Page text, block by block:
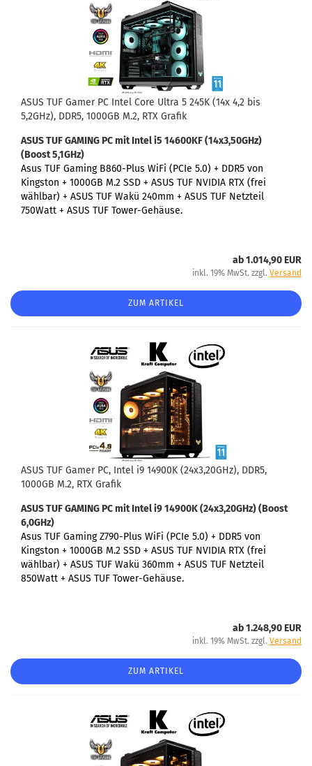
ASUS TUF Gamer PC Intel Core Ultra 5 245K (14x 4,2 bis
5,2GHz), DDR5, 1000GB M.2, RTX Grafik
ASUS TUF GAMING PCmit Intel i5 14600KF (14x3,50GHz)
(Boost 5,1GHz)
Asus TUF Gaming B860-Plus WiFi (PCIe 5.0) + DDR5 von
Kingston + 1000GB M.2 SSD + ASUS TUF NVIDIA RTX (frei
wählbar) + ASUS TUF Wakü 240mm + ASUS TUF Netzteil
750Watt + ASUS TUF Tower-Gehäuse.
ab 1.014,90 EUR
inkl. 19% MwSt. zzgl. Versand
ZUM ARTIKEL
ASUS TUF Gamer PC, Intel i9 14900K (24x3,20GHz), DDR5,
1000GB M.2, RTX Grafik
ASUS TUF GAMING PCmit Intel i9 14900K (24x3,20GHz) (Boost
6,0GHz)
Asus TUF Gaming Z790-Plus WiFi (PCIe 5.0) + DDR5 von
Kingston + 1000GB M.2 SSD + ASUS TUF NVIDIA RTX (frei
wählbar) + ASUS TUF Wakü 360mm + ASUS TUF Netzteil
850Watt + ASUS TUF Tower-Gehäuse.
ab 1.248,90 EUR
inkl. 19% MwSt. zzgl. Versand
ZUM ARTIKEL